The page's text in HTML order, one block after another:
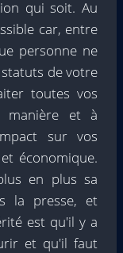
qui soit. Au
car, entre
personne ne
de votre
toutes vos
manière et à
sur vos
économique.
en plus sa
la presse, et
est qu'il y a
et qu'il faut